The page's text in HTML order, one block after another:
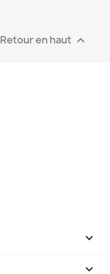
Retour en haut 

